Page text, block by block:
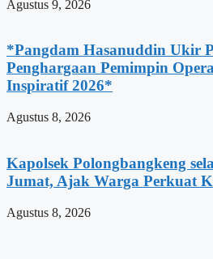
Agustus 9, 2026
*Pangdam Hasanuddin Ukir
Penghargaan Pemimpin
Inspiratif 2026*
Agustus 8, 2026
Kapolsek Polongbangkeng
Jumat, Ajak Warga Perkuat
Agustus 8, 2026